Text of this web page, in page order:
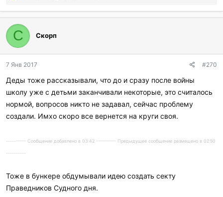
б
а
г
о
а
и
л
и
С Скорп
7 Янв 2017 #270
Деды тоже рассказывали, что до и сразу после войны
школу уже с детьми заканчивали некоторые, это считалось
нормой, вопросов никто не задавал, сейчас проблему
создали. Имхо скоро все вернется на круги своя.
---------- Сообщение добавлено в 03:42 ---------- Предыдущее сообщение размещено в 02:50
----------
Тоже в бункере обдумывали идею создать секту
Праведников Судного дня.